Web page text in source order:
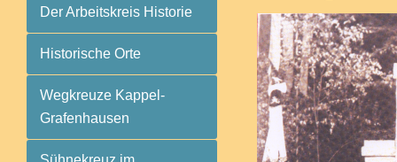
Der Arbeitskreis Historie
Historische Orte
Wegkreuze Kappel-
Grafenhausen